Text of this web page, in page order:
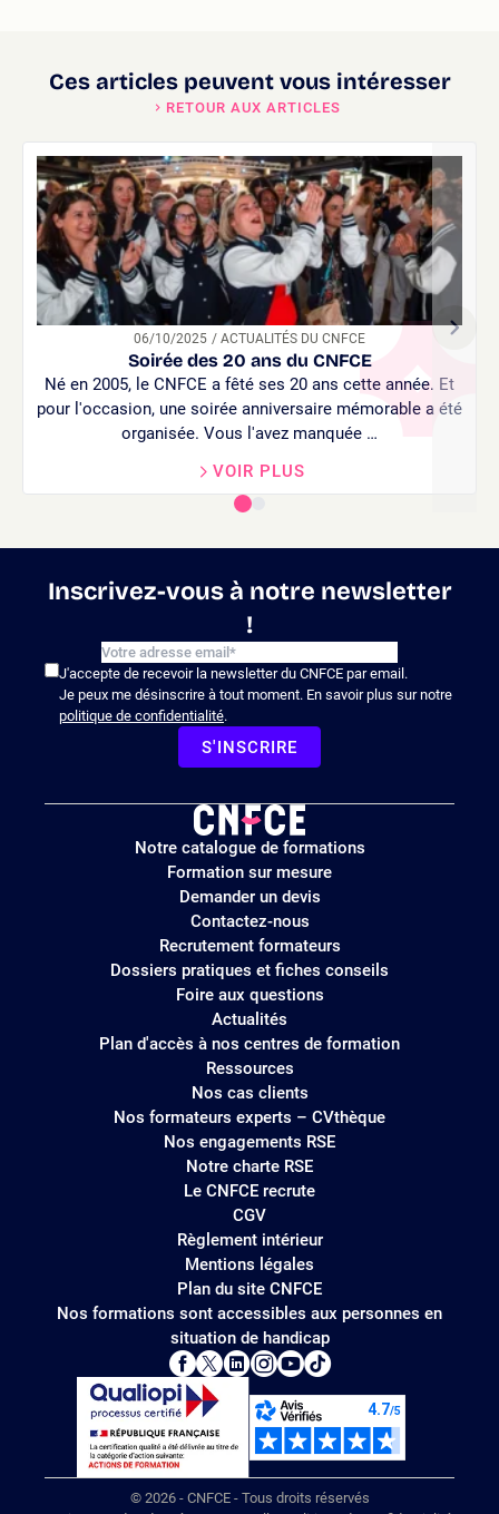
Ces articles peuvent vous intéresser
RETOUR AUX ARTICLES
06/10/2025 / ACTUALITÉS DU CNFCE
Soirée des 20 ans du CNFCE
Né en 2005, le CNFCE a fêté ses 20 ans cette année. Et
pour l'occasion, une soirée anniversaire mémorable a été
organisée. Vous l'avez manquée …
VOIR PLUS
Inscrivez-vous à notre newsletter
!
J'accepte de recevoir la newsletter du CNFCE par email.
Je peux me désinscrire à tout moment. En savoir plus sur notre
politique de confidentialité.
S'INSCRIRE
Logo
site
Notre catalogue de formations
Formation sur mesure
Demander un devis
Contactez-nous
Recrutement formateurs
Dossiers pratiques et fiches conseils
Foire aux questions
Actualités
Plan d'accès à nos centres de formation
Ressources
Nos cas clients
Nos formateurs experts – CVthèque
Nos engagements RSE
Notre charte RSE
Le CNFCE recrute
CGV
Règlement intérieur
Mentions légales
Plan du site CNFCE
Nos formations sont accessibles aux personnes en
situation de handicap
© 2026 - CNFCE - Tous droits réservés